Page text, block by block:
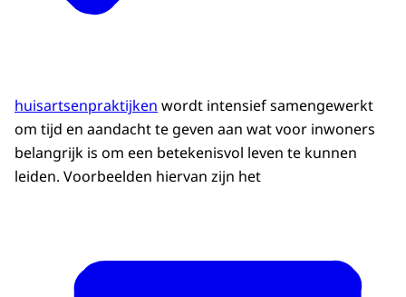
huisartsenpraktijken wordt intensief samengewerkt
om tijd en aandacht te geven aan wat voor inwoners
belangrijk is om een betekenisvol leven te kunnen
leiden. Voorbeelden hiervan zijn het